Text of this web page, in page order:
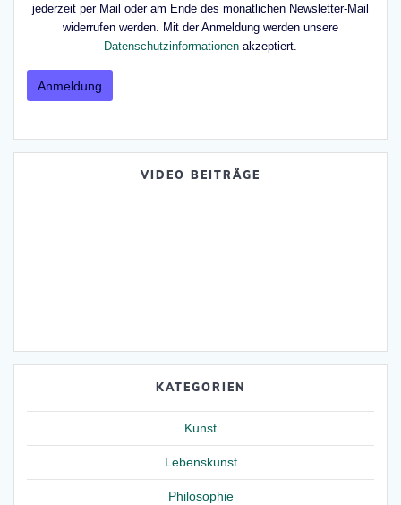
jederzeit per Mail oder am Ende des monatlichen Newsletter-Mail
widerrufen werden. Mit der Anmeldung werden unsere
Datenschutzinformationen akzeptiert.
VIDEO BEITRÄGE
KATEGORIEN
Kunst
Lebenskunst
Philosophie